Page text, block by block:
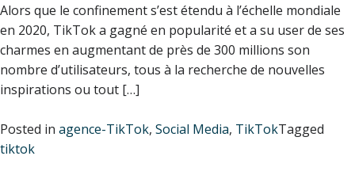
Alors que le confinement s’est étendu à l’échelle mondiale
en 2020, TikTok a gagné en popularité et a su user de ses
charmes en augmentant de près de 300 millions son
nombre d’utilisateurs, tous à la recherche de nouvelles
inspirations ou tout […]
Posted in agence-TikTok, Social Media, TikTokTagged
tiktok